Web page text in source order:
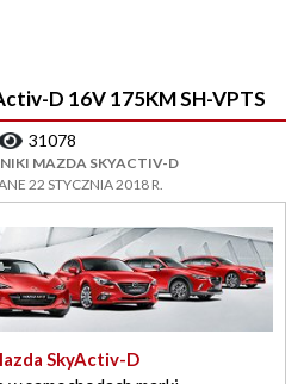
D 16V 175KM SH-VPTS
31078
MAZDA SKYACTIV-D
22 STYCZNIA 2018 R.
SkyActiv-D